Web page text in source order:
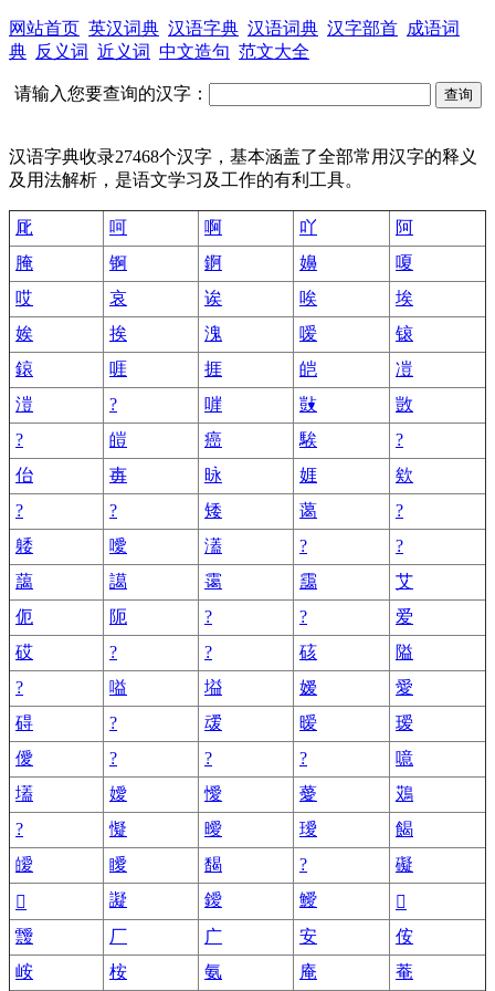
网站首页 英汉词典 汉语字典 汉语词典 汉字部首 成语词
典 反义词 近义词 中文造句 范文大全
请输入您要查询的汉字：
汉语字典收录27468个汉字，基本涵盖了全部常用汉字的释义
及用法解析，是语文学习及工作的有利工具。
厑 呵 啊 吖
阿
腌
锕 錒 嬶
嗄
哎
哀 诶 唉
埃
娭
挨 溾 嗳
锿
鎄
啀 捱 皑
凒
溰
? 嘊 敱
敳
?
皚 癌 騃
?
佁
毐 昹 娾
欸
?
? 矮 蔼
?
躷
噯 濭 ?
?
藹
譪 霭 靄
艾
伌
阨 ? ?
爱
砹
? ? 硋
隘
?
嗌 塧 嫒
愛
碍
? 叆 暧
瑷
僾
? ? ?
噫
壒
嬡 懓 薆
鴱
?
懝 曖 璦
餲
皧
瞹 馤 ?
礙
𥴨
譺 鑀 鱫
𨽝
靉
厂 广 安
侒
峖
桉 氨 庵 菴